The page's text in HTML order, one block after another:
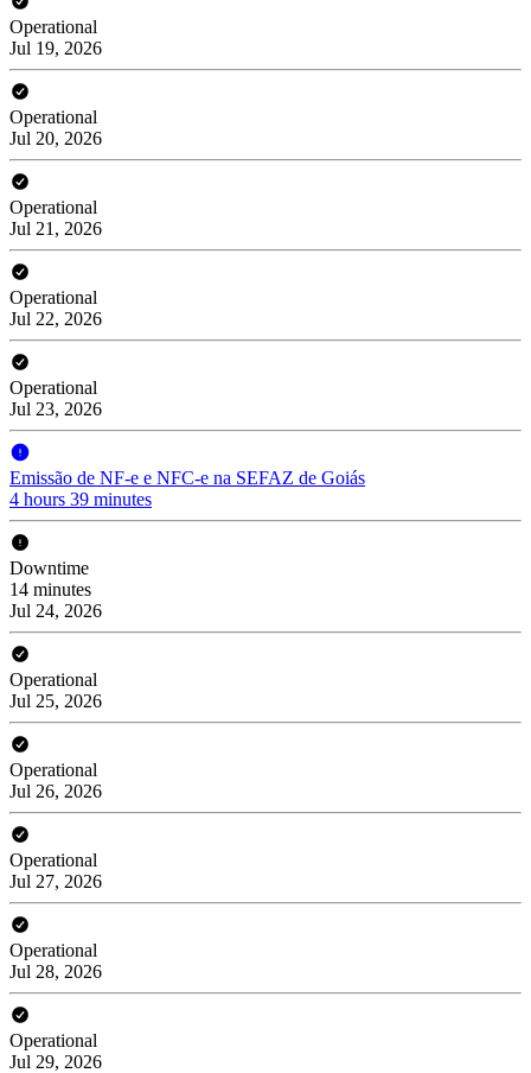
Operational
Jul 19, 2026
Operational
Jul 20, 2026
Operational
Jul 21, 2026
Operational
Jul 22, 2026
Operational
Jul 23, 2026
Emissão de NF-e e NFC-e na SEFAZ de Goiás
4 hours 39 minutes
Downtime
14 minutes
Jul 24, 2026
Operational
Jul 25, 2026
Operational
Jul 26, 2026
Operational
Jul 27, 2026
Operational
Jul 28, 2026
Operational
Jul 29, 2026